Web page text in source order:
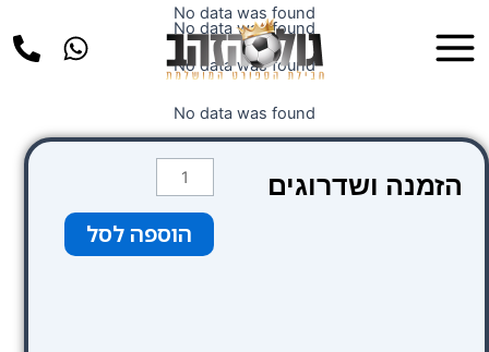
לתוכן
Menu
No data was found
No data was found
No data was found
No data was found
הזמנה ושדרוגים
כמות
של
Mercure
London
הוספה לסל